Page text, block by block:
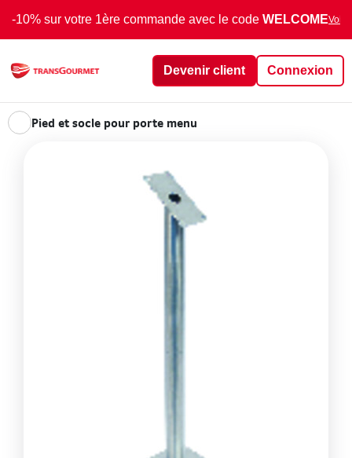
-10% sur votre 1ère commande avec le code WELCOMEVoir
Devenir client Connexion
Pied et socle pour porte menu